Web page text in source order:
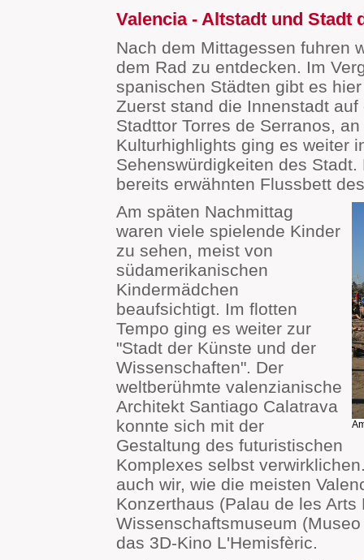
Valencia - Altstadt und Stadt
Nach dem Mittagessen fuhren
dem Rad zu entdecken. Im
spanischen Städten gibt es
Zuerst stand die Innenstadt
Stadttor Torres de Serranos,
Kulturhighlights ging es weiter
Sehenswürdigkeiten des
bereits erwähnten Flussbett
Am späten Nachmittag
waren viele spielende Kinder
zu sehen, meist von
südamerikanischen
Kindermädchen
beaufsichtigt. Im flotten
Tempo ging es weiter zur
"Stadt der Künste und der
Wissenschaften". Der
weltberühmte valenzianische
Architekt Santiago Calatrava
konnte sich mit der
Gestaltung des futuristischen
Komplexes selbst
auch wir, wie die meisten
Konzerthaus (Palau de les Arts
Wissenschaftsmuseum
das 3D-Kino L'Hemisfèric.